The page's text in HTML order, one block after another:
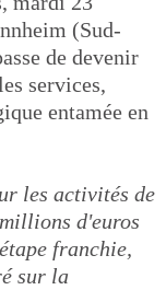
(Sud-
de devenir
services,
entamée en
les activités de
d'euros
franchie,
sur la